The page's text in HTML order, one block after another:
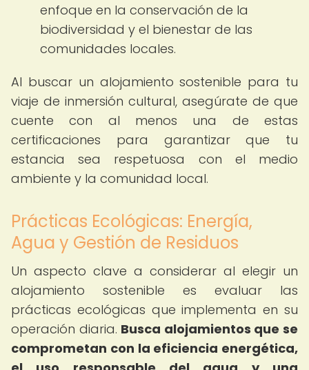
enfoque en la conservación de la
biodiversidad y el bienestar de las
comunidades locales.
Al buscar un alojamiento sostenible para tu
viaje de inmersión cultural, asegúrate de que
cuente con al menos una de estas
certificaciones para garantizar que tu
estancia sea respetuosa con el medio
ambiente y la comunidad local.
Prácticas Ecológicas: Energía,
Agua y Gestión de Residuos
Un aspecto clave a considerar al elegir un
alojamiento sostenible es evaluar las
prácticas ecológicas que implementa en su
operación diaria. Busca alojamientos que se
comprometan con la eficiencia energética,